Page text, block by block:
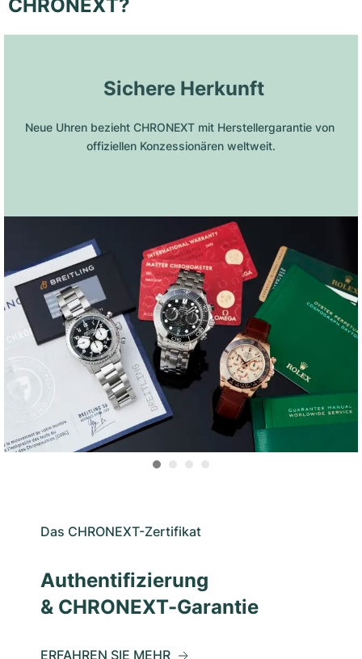
CHRONEXT?
Sichere Herkunft
Neue Uhren bezieht CHRONEXT mit Herstellergarantie von
offiziellen Konzessionären weltweit.
Das CHRONEXT-Zertifikat
Authentifizierung
& CHRONEXT-Garantie
ERFAHREN SIE MEHR